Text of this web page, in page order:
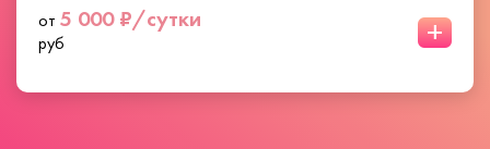
от 5 000 ₽/сутки
руб +